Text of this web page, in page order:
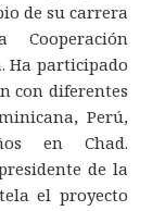
de su carrera
Ha participado
con diferentes
Perú,
en Chad.
de la
el proyecto